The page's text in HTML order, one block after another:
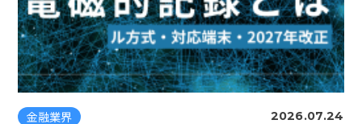
金融業界 2026.07.24